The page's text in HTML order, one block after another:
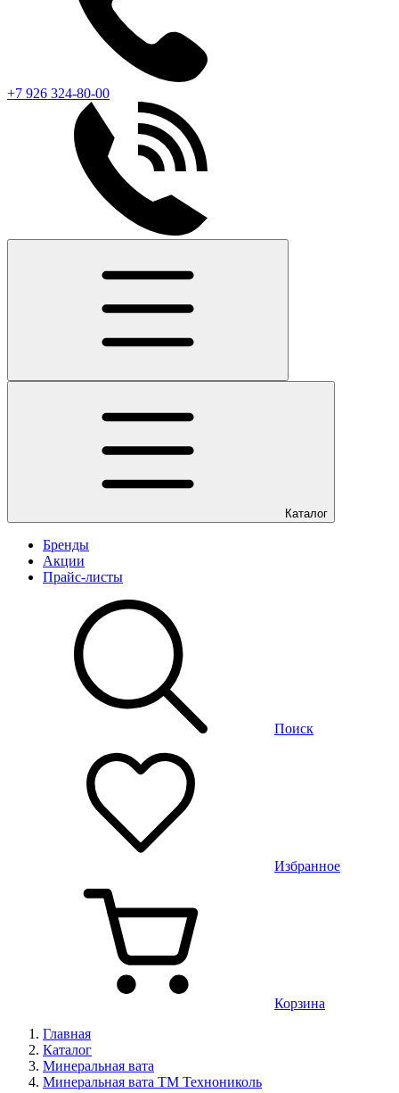
+7 926 324-80-00
Каталог
Бренды
Акции
Прайс-листы
Поиск
Избранное
Корзина
Главная
Каталог
Минеральная вата
Минеральная вата ТМ Технониколь